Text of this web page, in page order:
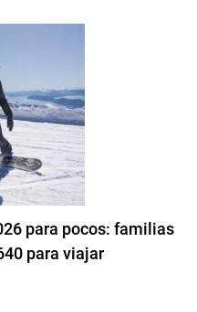
para pocos: familias
para viajar